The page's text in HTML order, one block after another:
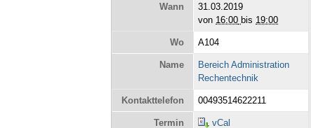
Wann
31.03.2019
von 16:00 bis 19:00
Wo A104
Name
Bereich Administration
Rechentechnik
Kontakttelefon 00493514622211
Termin vCal